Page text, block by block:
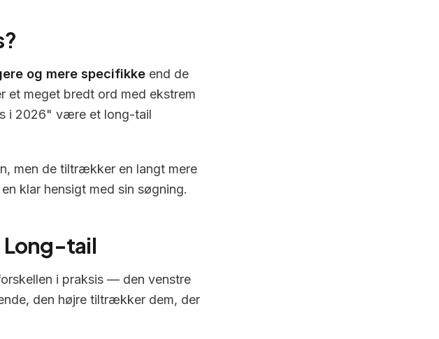
og mere specifikke end de
et meget bredt ord med ekstrem
i 2026" være et long-tail
men de tiltrækker en langt mere
klar hensigt med sin søgning.
Long-tail
i praksis — den venstre
den højre tiltrækker dem, der